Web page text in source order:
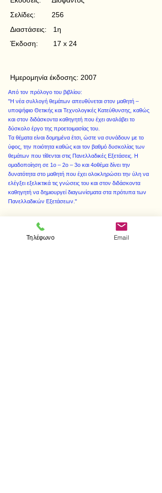
Σελίδες:
256
Διαστάσεις:
Έκδοση:
1η
17 x 24
Ημερομηνία έκδοσης: 2007
Από τον πρόλογο του βιβλίου:
"Η νέα συλλογή θεμάτων απευθύνεται στον μαθητή –
υποψήφιο Θετικής και Τεχνολογικές Κατεύθυνσης, καθώς
και στον διδάσκοντα καθηγητή που έχει αναλάβει το
δύσκολο έργο της προετοιμασίας του.
Τα θέματα είναι δομημένα έτσι, ώστε να συνάδουν με το
ύφος, την ποιότητα καθώς και τον βαθμό δυσκολίας των
θεμάτων που τίθενται στις Πανελλαδικές Εξετάσεις. Η
ομαδοποίηση σε 1ο – 2ο – 3ο και 4οθέμα δίνει την
δυνατότητα στο μαθητή που έχει ολοκληρώσει την ύλη να
ελέγξει εξελικτικά τις γνώσεις του και στον διδάσκοντα
καθηγητή να δημιουργεί διαγωνίσματα στα πρότυπα των
Πανελλαδικών Εξετάσεων."
Τηλέφωνο Email